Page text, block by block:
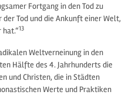
Fortgang in den Tod zu
der Tod und die Ankunft einer Welt,
hat.“13
Weltverneinung in den
Hälfte des 4. Jahrhunderts die
und Christen, die in Städten
Werte und Praktiken